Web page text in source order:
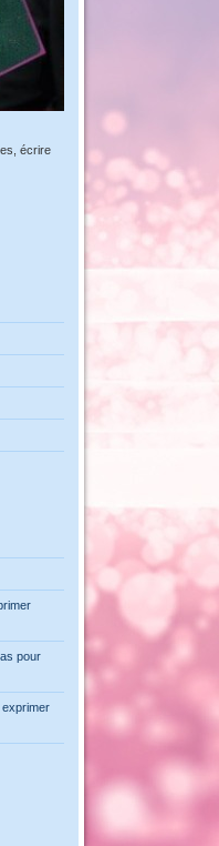
écrire
pour